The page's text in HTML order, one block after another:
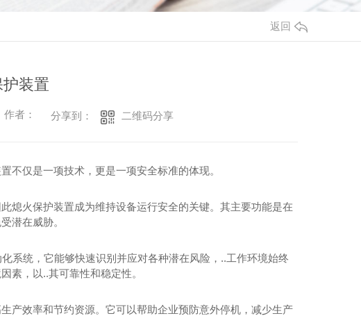
返回
装置
者： 分享到： 二维码分享
不仅是一项技术，更是一项安全标准的体现。
熄火保护装置成为维持设备运行安全的关键。其主要功能是在
潜在威胁。
系统，它能够快速识别并应对各种潜在风险，..工作环境始终
素，以..其可靠性和稳定性。
产效率和节约资源。它可以帮助企业预防意外停机，减少生产